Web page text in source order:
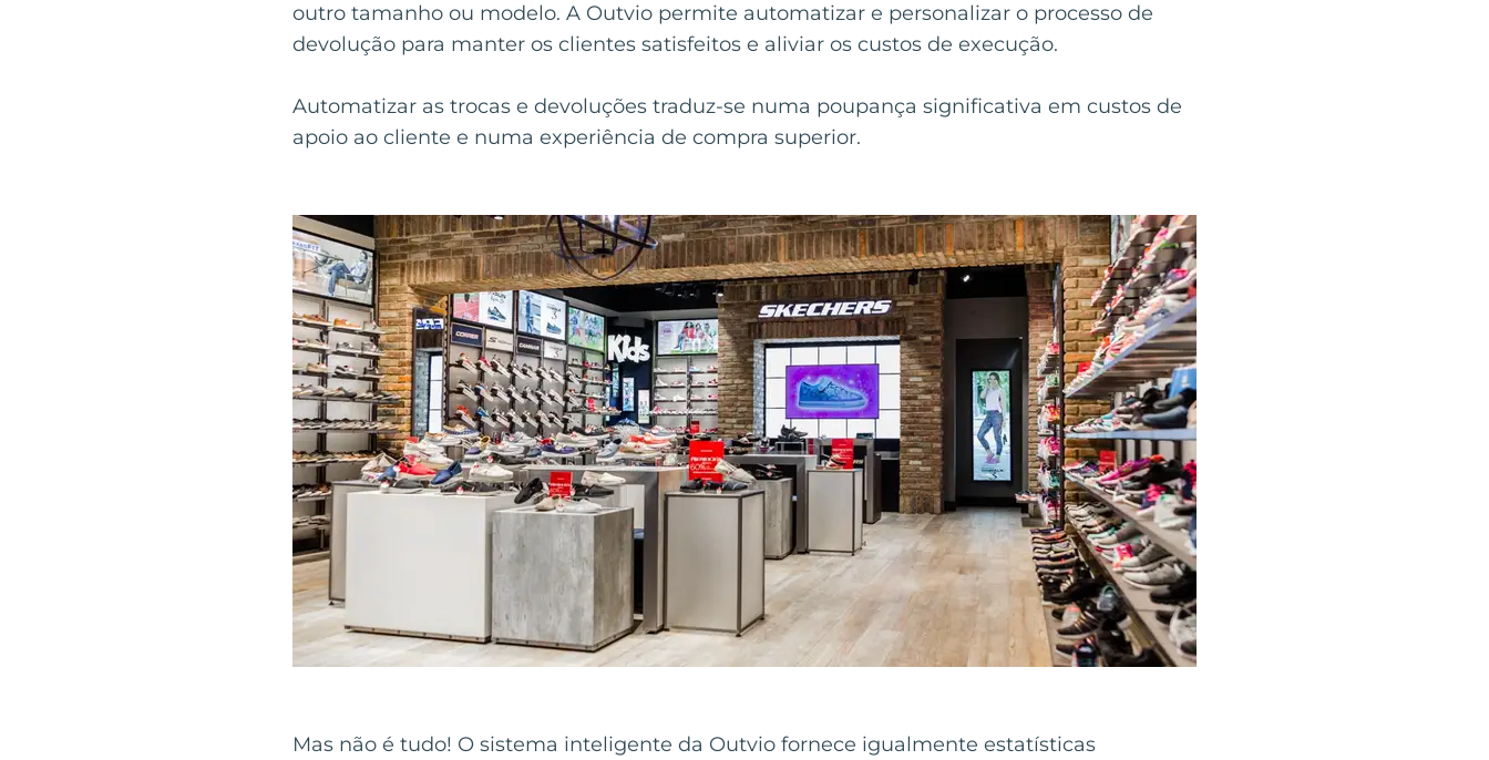
outro tamanho ou modelo. A Outvio permite automatizar e personalizar o processo de
devolução para manter os clientes satisfeitos e aliviar os custos de execução.
Automatizar as trocas e devoluções traduz-se numa poupança significativa em custos de
apoio ao cliente e numa experiência de compra superior.
Mas não é tudo! O sistema inteligente da Outvio fornece igualmente estatísticas